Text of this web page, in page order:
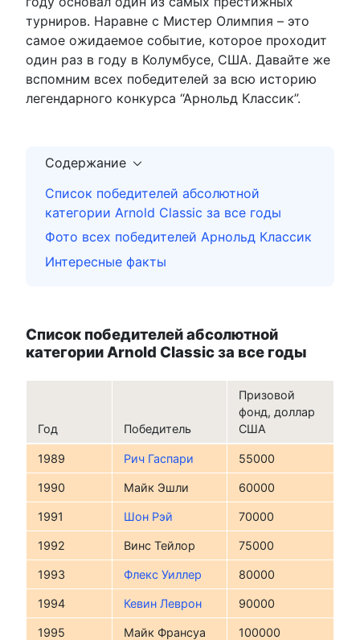
турниров. Наравне с Мистер Олимпия – это
самое ожидаемое событие, которое проходит
один раз в году в Колумбусе, США. Давайте же
вспомним всех победителей за всю историю
легендарного конкурса “Арнольд Классик”.
Содержание
Список победителей абсолютной
категории Arnold Classic за все годы
Фото всех победителей Арнольд Классик
Интересные факты
Список победителей абсолютной
категории Arnold Classic за все годы
Год Победитель
Призовой
фонд, доллар
США
1989 Рич Гаспари 55000
1990 Майк Эшли 60000
1991 Шон Рэй 70000
1992 Винс Тейлор 75000
1993 Флекс Уиллер 80000
1994 Кевин Леврон 90000
1995 Майк Франсуа 100000